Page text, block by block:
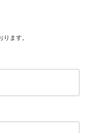
ます。